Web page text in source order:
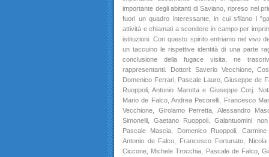
importante degli abitanti di Saviano, ripreso nel
fuori un quadro interessante, in cui sfilano i
attività e chiamati a scendere in campo per
istituzioni. Con questo spirito entriamo nel vivo
un taccuino le rispettive identità di una parte
conclusione della fugace visita, ne
rappresentanti. Dottori: Saverio Vecchione,
Domenico Ferrari, Pascale Lauro, Giuseppe de
Ruoppoli, Antonio Marotta e Giuseppe Corj.
Mario de Falco, Andrea Pecorelli, Francesco
Vecchione, Girolamo Perretta, Alessandro
Simonelli, Gaetano Ruoppoli. Galantuomini
Pascale Mascia, Domenico Ruoppoli,
Antonio de Falco, Francesco Fortunato,
Ciccone, Michele Trocchia, Pascale de Falco,